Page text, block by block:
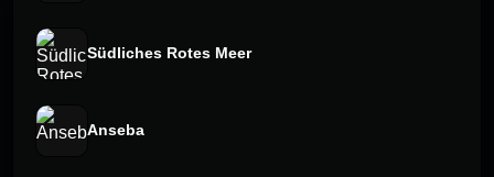
Südliches Rotes Meer
Anseba